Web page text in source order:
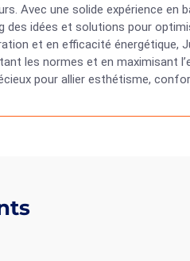
Avec une solide expérience en
des idées et solutions pour
et en efficacité énergétique,
les normes et en maximisant
pour allier esthétisme,